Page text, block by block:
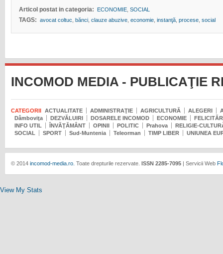
Articol postat in categoria: ECONOMIE, SOCIAL
TAGS: avocat coltuc bănci, clauze abuzive, economie, instanţă, procese, social
INCOMOD MEDIA - PUBLICAŢIE
CATEGORII ACTUALITATE ADMINISTRAŢIE AGRICULTURĂ ALEGERI
Dâmboviţa
DEZVĂLUIRI DOSARELE INCOMOD ECONOMIE
INFO UTIL
ÎNVĂŢĂMÂNT OPINII POLITIC Prahova
RELIGIE-
SOCIAL
SPORT Sud-Muntenia Teleorman TIMP LIBER UNIUNEA
© 2014incomod-media.ro. Toate drepturile rezervate. ISSN 2285-7095| Servicii Web
View My Stats